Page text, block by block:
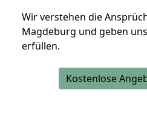
Wir verstehen die
Magdeburg und geben
erfüllen.
Kostenlose